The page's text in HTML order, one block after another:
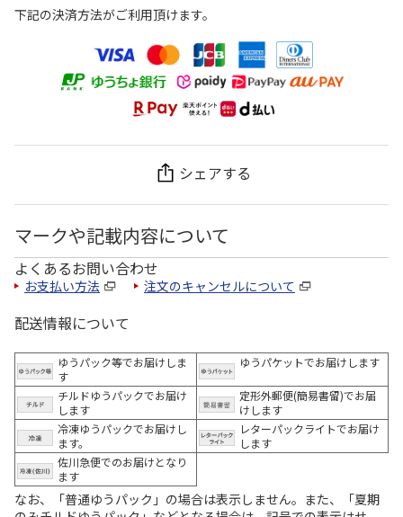
下記の決済方法がご利用頂けます。
シェアする
マークや記載内容について
よくあるお問い合わせ
お支払い方法 注文のキャンセルについて
配送情報について
ゆうパック等でお届けしま
す
ゆうパケットでお届けします
チルドゆうパックでお届け
します
定形外郵便(簡易書留)でお届
けします
冷凍ゆうパックでお届けし
ます。
レターパックライトでお届け
します
佐川急便でのお届けとなり
ます
なお、「普通ゆうパック」の場合は表示しません。また、「夏期